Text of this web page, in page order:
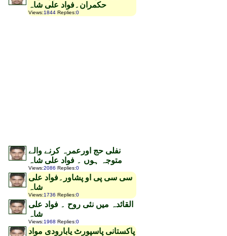
حکمران۔فواد علی شاہ
Views:1844 Replies:0
نفلی حج اورعمرہ کرنے والے
متوجہ ہوں ۔ فواد علی شاہ
Views:2086 Replies:0
سی سی پی او پشاور۔فواد علی
شاہ
Views:1736 Replies:0
القائدہ میں نئی روح ۔ فواد علی
شاہ
Views:1968 Replies:0
پاکستانی پاسپورٹ یابارودی مواد